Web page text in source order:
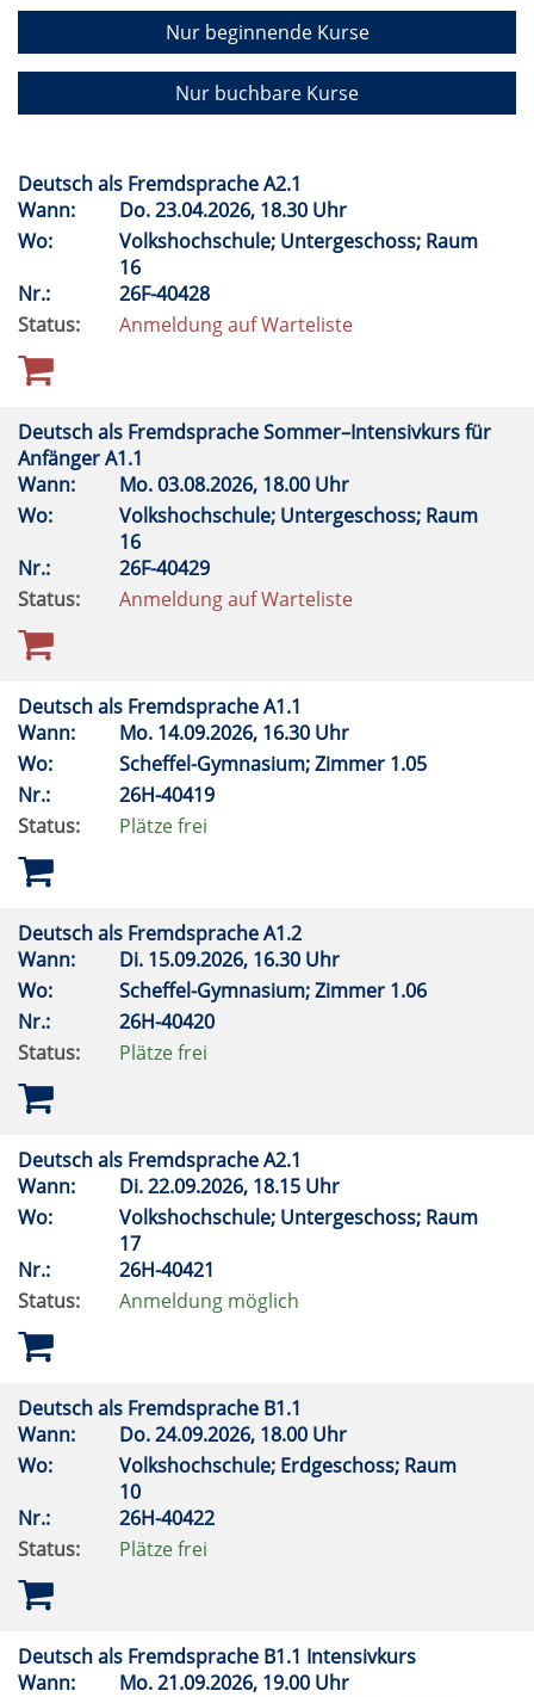
Nur beginnende Kurse
Nur buchbare Kurse
Deutsch als Fremdsprache A2.1
Wann:
Do.23.04.2026, 18.30 Uhr
Wo:
Volkshochschule; Untergeschoss; Raum
16
Nr.:
26F-40428
Status:
Anmeldung auf Warteliste
Deutsch als Fremdsprache Sommer–Intensivkurs für
Anfänger A1.1
Wann:
Mo.03.08.2026, 18.00 Uhr
Wo:
Volkshochschule; Untergeschoss; Raum
16
Nr.:
26F-40429
Status:
Anmeldung auf Warteliste
Deutsch als Fremdsprache A1.1
Wann:
Mo. 14.09.2026, 16.30 Uhr
Wo:
Scheffel-Gymnasium; Zimmer 1.05
Nr.:
26H-40419
Status:
Plätze frei
Deutsch als Fremdsprache A1.2
Wann:
Di. 15.09.2026, 16.30 Uhr
Wo:
Scheffel-Gymnasium; Zimmer 1.06
Nr.:
26H-40420
Status:
Plätze frei
Deutsch als Fremdsprache A2.1
Wann:
Di.22.09.2026, 18.15 Uhr
Wo:
Volkshochschule; Untergeschoss; Raum
17
Nr.:
26H-40421
Status:
Anmeldung möglich
Deutsch als Fremdsprache B1.1
Wann:
Do.24.09.2026, 18.00 Uhr
Wo:
Volkshochschule; Erdgeschoss; Raum
10
Nr.:
26H-40422
Status:
Plätze frei
Deutsch als Fremdsprache B1.1 Intensivkurs
Wann:
Mo.21.09.2026, 19.00 Uhr